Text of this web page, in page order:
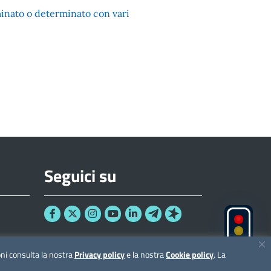
consulta la nostraPrivacy policye la nostraCookie policy. La
o determinato con vari
Seguici su